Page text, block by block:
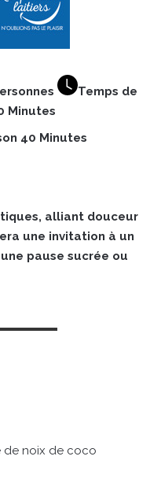
Temps de
Minutes
40 Minutes
alliant douceur
une invitation à un
pause sucrée ou
de noix de coco